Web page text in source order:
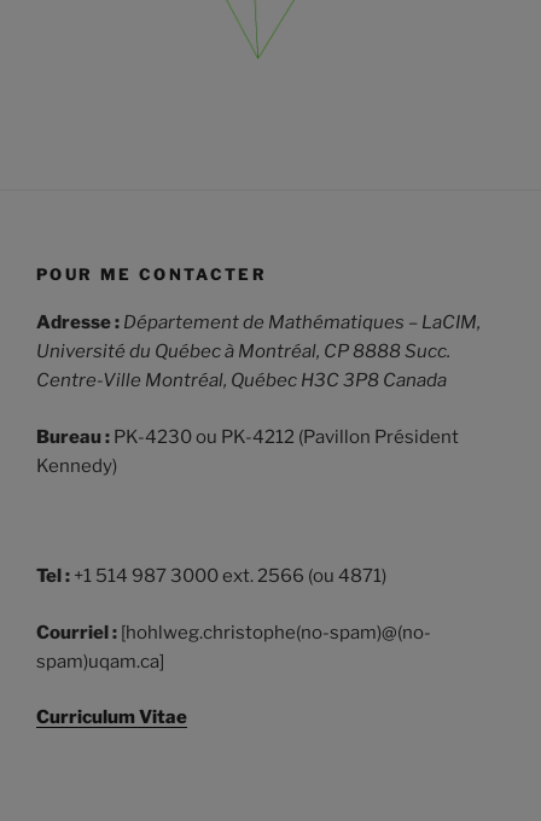
POUR ME CONTACTER
Adresse : Département de Mathématiques – LaCIM,
Université du Québec à Montréal, CP 8888 Succ.
Centre-Ville Montréal, Québec H3C 3P8 Canada
Bureau : PK-4230 ou PK-4212 (Pavillon Président
Kennedy)
Tel : +1 514 987 3000 ext. 2566 (ou 4871)
Courriel : [hohlweg.christophe(no-spam)@(no-
spam)uqam.ca]
Curriculum Vitae